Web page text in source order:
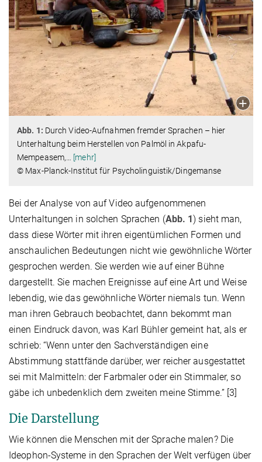
Abb. 1: Durch Video-Aufnahmen fremder Sprachen – hier
Unterhaltung beim Herstellen von Palmöl in Akpafu-
Mempeasem,… [mehr]
© Max-Planck-Institut für Psycholinguistik/Dingemanse
Bei der Analyse von auf Video aufgenommenen
Unterhaltungen in solchen Sprachen (Abb. 1 ) sieht man,
dass diese Wörter mit ihren eigentümlichen Formen und
anschaulichen Bedeutungen nicht wie gewöhnliche Wörter
gesprochen werden. Sie werden wie auf einer Bühne
dargestellt. Sie machen Ereignisse auf eine Art und Weise
lebendig, wie das gewöhnliche Wörter niemals tun. Wenn
man ihren Gebrauch beobachtet, dann bekommt man
einen Eindruck davon, was Karl Bühler gemeint hat, als er
schrieb: “Wenn unter den Sachverständigen eine
Abstimmung stattfände darüber, wer reicher ausgestattet
sei mit Malmitteln: der Farbmaler oder ein Stimmaler, so
gäbe ich unbedenklich dem zweiten meine Stimme.” [3]
Die Darstellung
Wie können die Menschen mit der Sprache malen? Die
Ideophon-Systeme in den Sprachen der Welt verfügen über